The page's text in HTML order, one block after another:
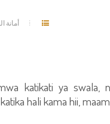
أمانة
katikati ya
hali kama hii,